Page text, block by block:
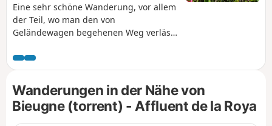
Eine sehr schöne Wanderung, vor allem
der Teil, wo man den von
Geländewagen begehenen Weg verlässt
Wanderungen in der Nähe von
Bieugne (torrent) - Affluent de la Roya